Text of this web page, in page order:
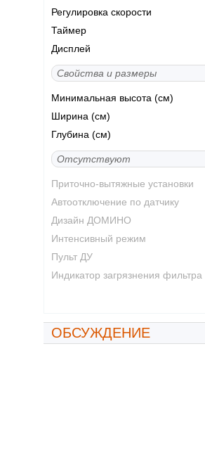
Регулировка скорости
Таймер
Дисплей
Свойства и размеры
Минимальная высота (см)
Ширина (см)
Глубина (см)
Отсутствуют
Приточно-вытяжные установки
Автоотключение по датчику
Дизайн ДОМИНО
Интенсивный режим
Пульт ДУ
Индикатор загрязнения фильтра
ОБСУЖДЕНИЕ